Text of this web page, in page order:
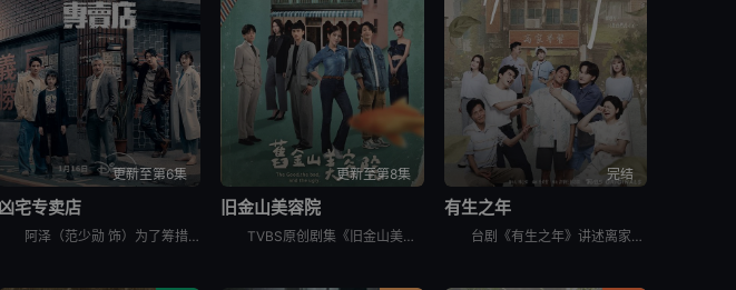
更新至第6集
凶宅专卖店
阿泽（范少勋 饰）为了筹措妹妹欣爱的换心手术费，决心卖掉自住二十年的凶宅，却意外加入专门买卖凶宅的“义胜房屋”。办公室寒酸，头顶日光灯闪个不停，同事也各有怪癖：抽烟抖脚又沉迷手游的勇仁、消息灵通的
更新至第8集
旧金山美容院
TVBS原创剧集《旧金山美容院》由刘品言、连晨翔、章广辰 领衔主演！王牌制作人戴天易与金奖编剧杜政哲联手，以生活、人性、商战为故事主轴，是一部重于刻画剧本对白及角色心境的写实类型剧，势必将在视觉与
完结
有生之年
台剧《有生之年》讲述离家多年落魄的高嘉岳（吴慷仁 饰）感情、事业双双卡关，与世界告别前他回家探望家人，却因为高家人各自遭遇各种难题而产生羁绊的故事。